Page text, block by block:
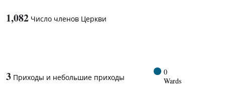
1,082 Число членов Церкви
3 Приходы и небольшие приходы
0
Wards